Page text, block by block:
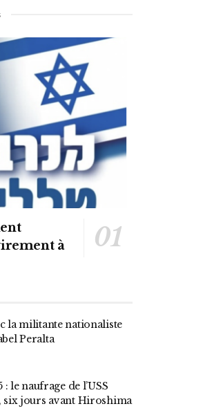
à
la militante nationaliste
Peralta
le naufrage de l’USS
six jours avant Hiroshima